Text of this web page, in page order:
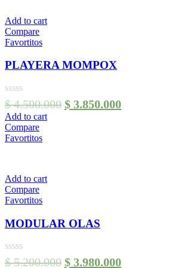
Add to cart
Compare
Favortitos
PLAYERA MOMPOX
$4.500.000 $ 3.850.000
Add to cart
Compare
Favortitos
Add to cart
Compare
Favortitos
MODULAR OLAS
$5.200.000 $ 3.980.000